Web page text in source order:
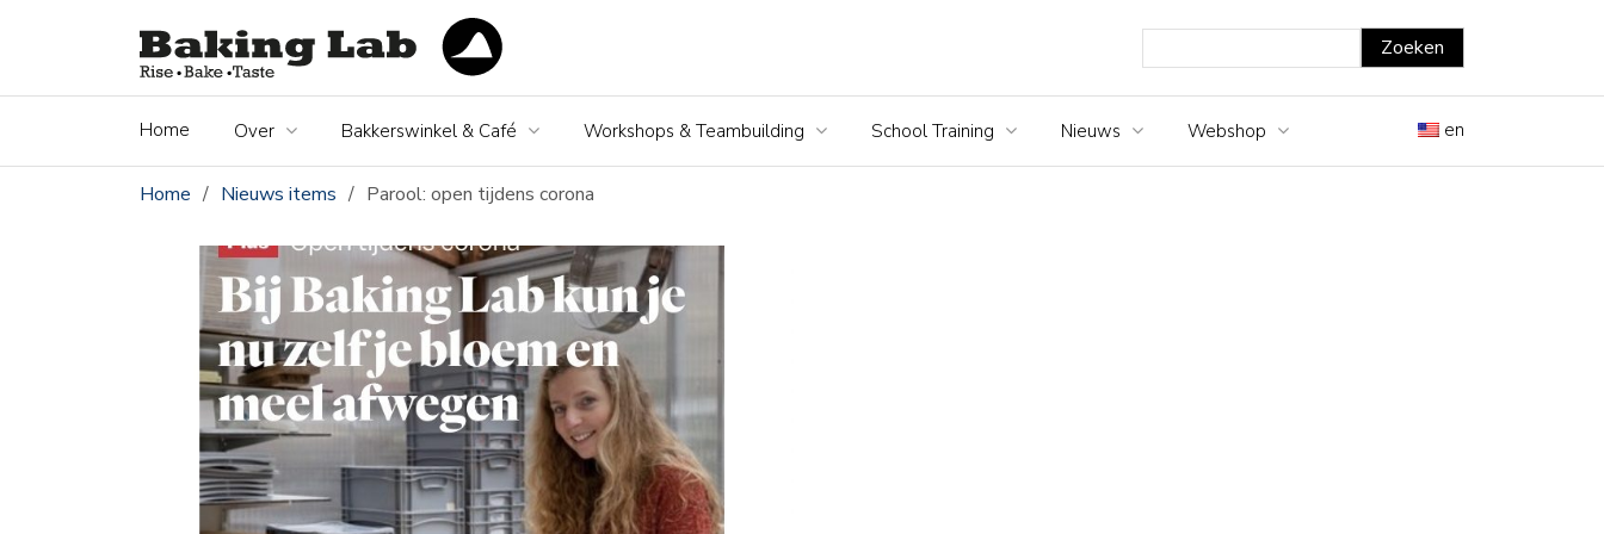
en
Home Over Bakkerswinkel & Café Workshops & Teambuilding School Training Nieuws Webshop
Home / Nieuws items / Parool: open tijdens corona